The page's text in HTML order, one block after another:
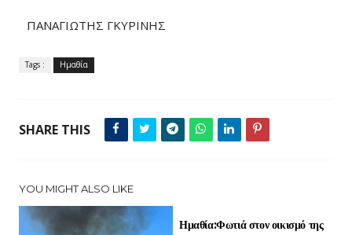
ΠΑΝΑΓΙΩΤΗΣ ΓΚΥΡΙΝΗΣ
Tags : Ημαθία
SHARE THIS
YOU MIGHT ALSO LIKE
Ημαθία:Φωτιά στον οικισμό της